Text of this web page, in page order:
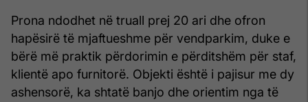
Prona ndodhet në truall prej 20 ari dhe ofron
hapësirë të mjaftueshme për vendparkim, duke e
bërë më praktik përdorimin e përditshëm për staf,
klientë apo furnitorë. Objekti është i pajisur me dy
ashensorë, ka shtatë banjo dhe orientim nga të